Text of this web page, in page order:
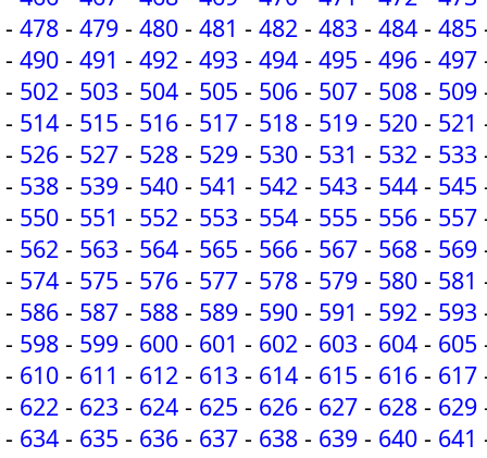
- 478 - 479 - 480 - 481 - 482 - 483 - 484 - 485
- 490 - 491 - 492 - 493 - 494 - 495 - 496 - 497
- 502 - 503 - 504 - 505 - 506 - 507 - 508 - 509
- 514 - 515 - 516 - 517 - 518 - 519 - 520 - 521
- 526 - 527 - 528 - 529 - 530 - 531 - 532 - 533
- 538 - 539 - 540 - 541 - 542 - 543 - 544 - 545
- 550 - 551 - 552 - 553 - 554 - 555 - 556 - 557
- 562 - 563 - 564 - 565 - 566 - 567 - 568 - 569
- 574 - 575 - 576 - 577 - 578 - 579 - 580 - 581
- 586 - 587 - 588 - 589 - 590 - 591 - 592 - 593
- 598 - 599 - 600 - 601 - 602 - 603 - 604 - 605
- 610 - 611 - 612 - 613 - 614 - 615 - 616 - 617
- 622 - 623 - 624 - 625 - 626 - 627 - 628 - 629
- 634 - 635 - 636 - 637 - 638 - 639 - 640 - 641